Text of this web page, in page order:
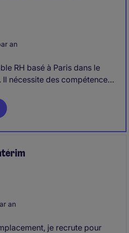
an
RH basé à Paris dans le
nécessite des compétences
an
je recrute pour